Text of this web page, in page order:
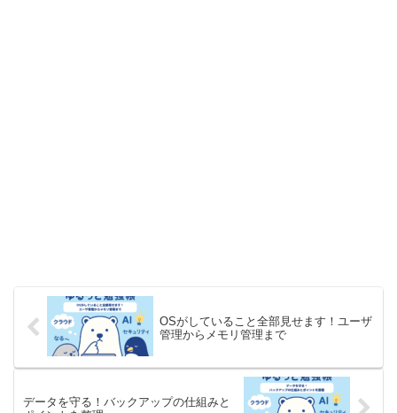
OSがしていること全部見せます！ユーザ
管理からメモリ管理まで
データを守る！バックアップの仕組みと